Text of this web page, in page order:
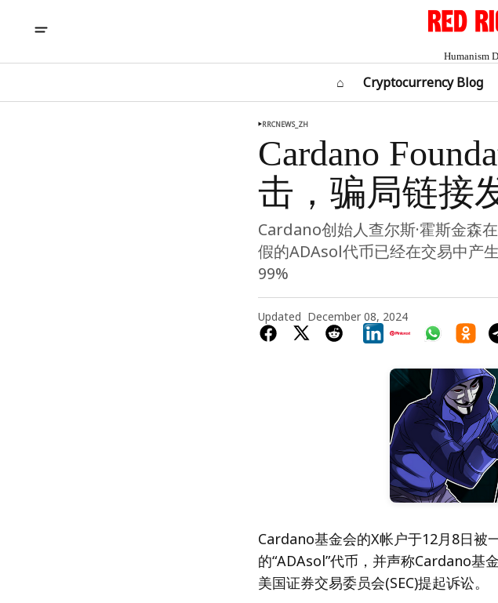
Humanism
⌂ Cryptocurrency Blog
RRCNEWS_ZH
Cardano
击，骗局链接
Cardano创始人查尔斯·霍斯金森
假的ADAsol代币已经在交易中产
99%
Updated December 08, 2024
Cardano基金会的X帐户于12月8日被
的“ADAsol”代币，并声称Cardano基
美国证券交易委员会(SEC)提起诉讼。